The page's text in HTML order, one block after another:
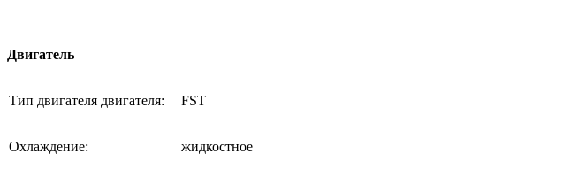
Двигатель
Тип двигателя двигателя: FST
Охлаждение: жидкостное